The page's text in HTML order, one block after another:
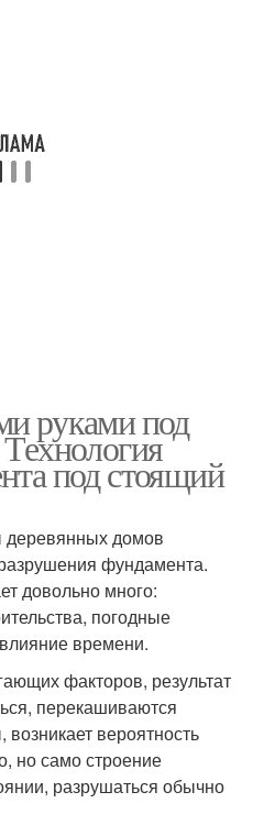
руками под
под стоящий
деревянных домов
фундамента.
довольно много:
погодные
времени.
факторов, результат
перекашиваются
вероятность
но само строение
разрушаться обычно